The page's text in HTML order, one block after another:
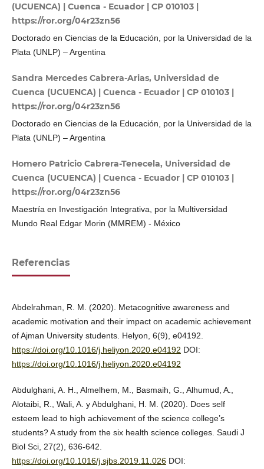
(UCUENCA) | Cuenca - Ecuador | CP 010103 |
https://ror.org/04r23zn56
Doctorado en Ciencias de la Educación, por la Universidad de la
Plata (UNLP) – Argentina
Sandra Mercedes Cabrera-Arias, Universidad de
Cuenca (UCUENCA) | Cuenca - Ecuador | CP 010103 |
https://ror.org/04r23zn56
Doctorado en Ciencias de la Educación, por la Universidad de la
Plata (UNLP) – Argentina
Homero Patricio Cabrera-Tenecela, Universidad de
Cuenca (UCUENCA) | Cuenca - Ecuador | CP 010103 |
https://ror.org/04r23zn56
Maestría en Investigación Integrativa, por la Multiversidad
Mundo Real Edgar Morin (MMREM) - México
Referencias
Abdelrahman, R. M. (2020). Metacognitive awareness and
academic motivation and their impact on academic achievement
of Ajman University students. Helyon, 6(9), e04192.
https://doi.org/10.1016/j.heliyon.2020.e04192 DOI:
https://doi.org/10.1016/j.heliyon.2020.e04192
Abdulghani, A. H., Almelhem, M., Basmaih, G., Alhumud, A.,
Alotaibi, R., Wali, A. y Abdulghani, H. M. (2020). Does self
esteem lead to high achievement of the science college’s
students? A study from the six health science colleges. Saudi J
Biol Sci, 27(2), 636-642.
https://doi.org/10.1016/j.sjbs.2019.11.026DOI: